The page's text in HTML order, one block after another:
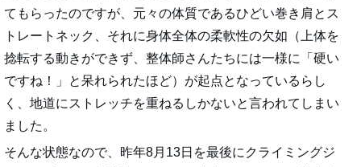
てもらったのですが、元々の体質であるひどい巻き肩とス
トレートネック、それに身体全体の柔軟性の欠如（上体を
捻転する動きができず、整体師さんたちには一様に「硬い
ですね！」と呆れられたほど）が起点となっているらし
く、地道にストレッチを重ねるしかないと言われてしまい
ました。
そんな状態なので、昨年8月13日を最後にクライミングジ